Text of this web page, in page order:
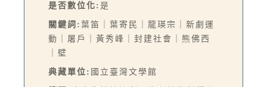
是否數位化: 是
關鍵詞: 葉笛｜葉寄民｜龍瑛宗｜新劇運
動｜屠戶｜黃秀峰｜封建社會｜熊佛西
｜壁
典藏單位: 國立臺灣文學館